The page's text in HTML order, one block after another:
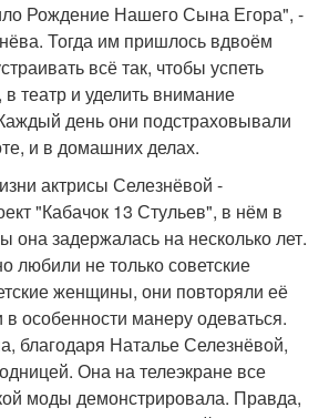
Рождение Нашего Сына Егора", -
Тогда им пришлось вдвоём
всё так, чтобы успеть
театр и уделить внимание
день они подстраховывали
и в домашних делах.
актрисы Селезнёвой -
"Кабачок 13 Стульев", в нём в
она задержалась на несколько лет.
любили не только советские
женщины, они повторяли её
особенности манеру одеваться.
благодаря Наталье Селезнёвой,
Она на телеэкране все
моды демонстрировала. Правда,